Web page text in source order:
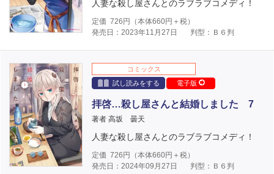
人妻な殺し屋さんとのラブラブコメディ！
定価 726 円（本体660円＋税）
発売日：2023年11月27日
判型：Ｂ６判
コミックス
試し読みをする
電子版
拝啓…殺し屋さんと結婚しました 7
著者 高坂 曇天
人妻な殺し屋さんとのラブラブコメディ！
定価 726 円（本体660円＋税）
発売日：2024年09月27日
判型：Ｂ６判